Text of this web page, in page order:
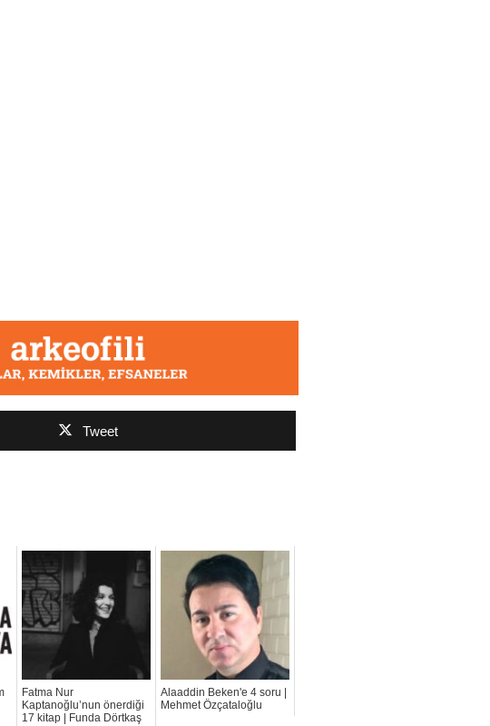
Tweet
Fatma Nur
Kaptanoğlu’nun önerdiği
17 kitap | Funda Dörtkaş
Alaaddin Beken'e 4 soru |
Mehmet Özçataloğlu